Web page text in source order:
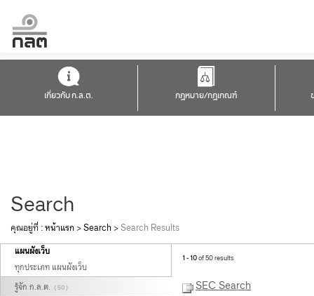
เกี่ยวกับ ก.ล.ต. กฎหมาย/กฎเกณฑ์
Search
คุณอยู่ที่ :หน้าแรก >Search >Search Results
แผนผังเว็บ
ทุกประเภท แผนผังเว็บ
รู้จัก ก.ล.ต. ( 50 )
1 - 10of 50 results
SEC Search